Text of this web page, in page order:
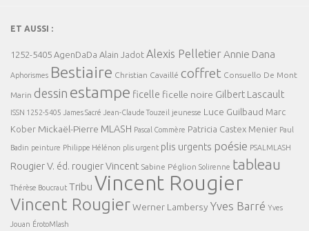
ET AUSSI :
1252-5405 AgenDaDa Alain Jadot Alexis PelletierAnnie Dana
Aphorismes Bestiaire Christian Cavaillé coffret Consuello De Mont
Marin dessin estampe ficelle ficelle noire Gilbert Lascault
ISSN 1252-5405 James Sacré Jean-Claude Touzeil jeunesse Luce Guilbaud Marc
Kober Mickaël-Pierre MLASH Pascal Commère Patricia Castex Menier Paul
Badin peinture Philippe Hélénon plis urgent plis urgents poésie PSALMLASH
Rougier V. éd. rougier Vincent Sabine Péglion Solirenne tableau
Thérèse Boucraut Tribu Vincent Rougier
Vincent RougierWerner Lambersy Yves Barré Yves
Jouan ÉrotoMlash